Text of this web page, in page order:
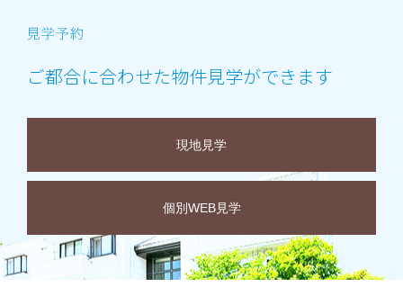
ご都合に合わせた物件見学ができます
現地見学
個別WEB見学